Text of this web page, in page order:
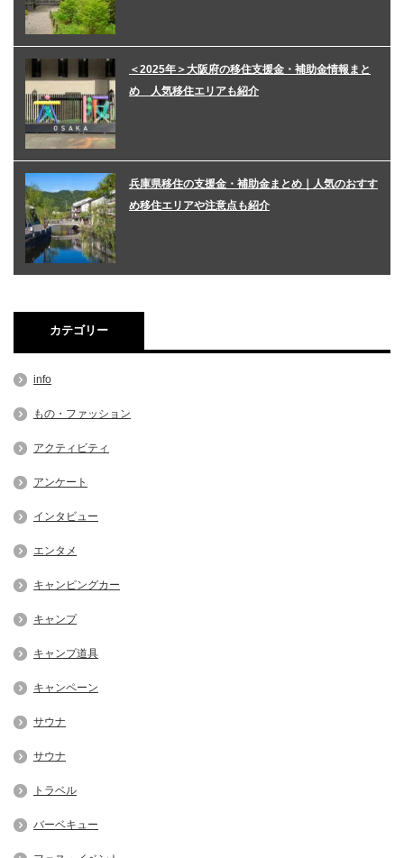
＜2025年＞大阪府の移住支援金・補助金情報まと
め 人気移住エリアも紹介
兵庫県移住の支援金・補助金まとめ｜人気のおすす
め移住エリアや注意点も紹介
カテゴリー
info
もの・ファッション
アクティビティ
アンケート
インタビュー
エンタメ
キャンピングカー
キャンプ
キャンプ道具
キャンペーン
サウナ
サウナ
トラベル
バーベキュー